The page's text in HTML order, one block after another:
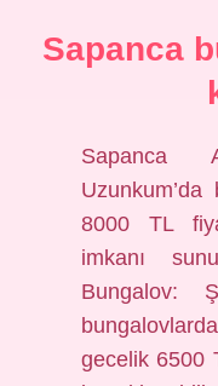
Sapanca
Sapanca
8000 TL
imkanı
Bungalov:
gecelik 6500